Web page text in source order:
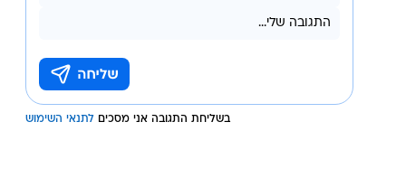
בשליחת התגובה אני מסכים לתנאי השימוש